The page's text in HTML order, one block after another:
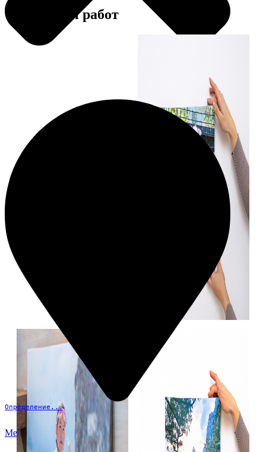
Определение...
Меню
Примеры работ